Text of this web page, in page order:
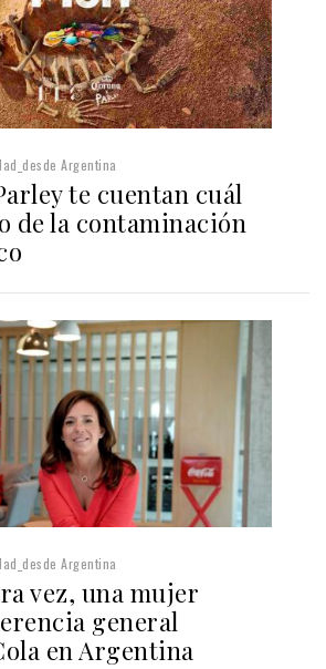
Argentina
te cuentan cuál
de la contaminación
Argentina
vez, una mujer
general
en Argentina